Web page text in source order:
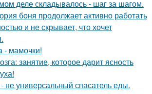
деле складывалось - шаг за шагом.
боня продолжает активно работать
и не скрывает, что хочет
- мамочки!
занятие, которое дарит ясность
не универсальный спасатель еды.